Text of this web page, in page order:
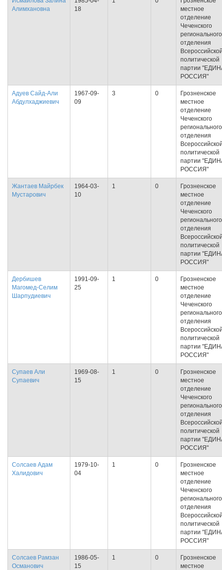
Алимхановна
18
местное
отделение
Чеченского
регионального
отделения
политической
партии
РОССИЯ"
Адуев Сайд-Али
Абдулхаджиевич
1967-09-
09
3 0
Грозненское
местное
отделение
Чеченского
регионального
отделения
политической
партии
РОССИЯ"
Жантаев Майрбек
Мустарович
1964-03-
10
1 0
Грозненское
местное
отделение
Чеченского
регионального
отделения
политической
партии
РОССИЯ"
Дербишев
Магомед-Селим
Шарпудиевич
1991-09-
25
1 0
Грозненское
местное
отделение
Чеченского
регионального
отделения
политической
партии
РОССИЯ"
Супаев Али
Супаевич
1969-08-
15
1 0
Грозненское
местное
отделение
Чеченского
регионального
отделения
политической
партии
РОССИЯ"
Солсаев Адам
Халидович
1979-10-
04
1 0
Грозненское
местное
отделение
Чеченского
регионального
отделения
политической
партии
РОССИЯ"
Солсаев Рамзан
Османович
1986-05-
15
1 0
Грозненское
местное